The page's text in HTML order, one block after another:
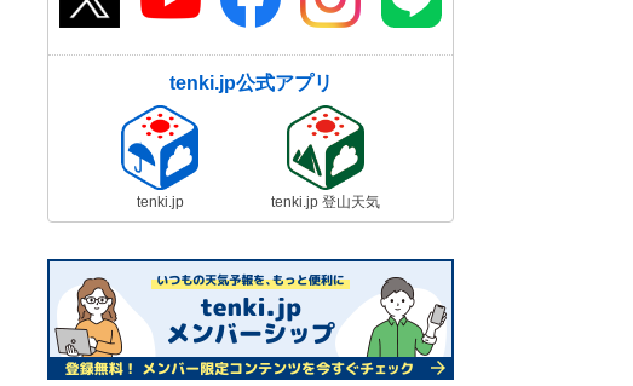
tenki.jp公式アプリ
tenki.jp tenki.jp 登山天気